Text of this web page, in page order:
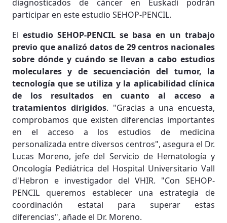
diagnosticados de cáncer en Euskadi podrán
participar en este estudio SEHOP-PENCIL.
El estudio SEHOP-PENCIL se basa en un trabajo
previo que analizó datos de 29 centros nacionales
sobre dónde y cuándo se llevan a cabo estudios
moleculares y de secuenciación del tumor, la
tecnología que se utiliza y la aplicabilidad clínica
de los resultados en cuanto al acceso a
tratamientos dirigidos. "Gracias a una encuesta,
comprobamos que existen diferencias importantes
en el acceso a los estudios de medicina
personalizada entre diversos centros", asegura el Dr.
Lucas Moreno, jefe del Servicio de Hematología y
Oncología Pediátrica del Hospital Universitario Vall
d'Hebron e investigador del VHIR. "Con SEHOP-
PENCIL queremos establecer una estrategia de
coordinación estatal para superar estas
diferencias", añade el Dr. Moreno.